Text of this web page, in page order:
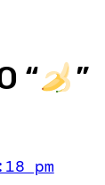
“ ”
pm